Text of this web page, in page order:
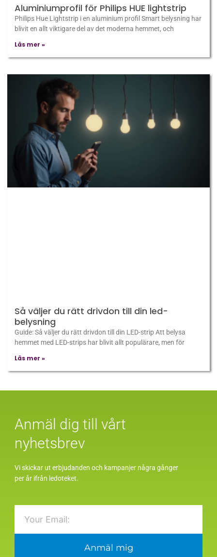
Aluminiumprofil för Philips HUE lightstrip
Philips Hue Lightstrip i en aluminium profil Smart belysning har
blivit en allt viktigare del av det moderna hemmet, och
Läs mer »
Så väljer du rätt drivdon till din led-
belysning
Guide: Så väljer du rätt drivdon till din LED-strip Att belysa
hemmet med LED-strips har blivit allt populärare, men för
Läs mer »
Anmäl dig till vårt
nyhetsbrev
Vi skickar ut erbjudanden och kampanjer några gånger
per år ifrån ledoteket.
Anmäl mig